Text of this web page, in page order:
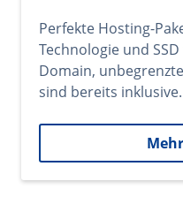
Perfekte Hosting-
Technologie und
Domain,
sind bereits inklusive.